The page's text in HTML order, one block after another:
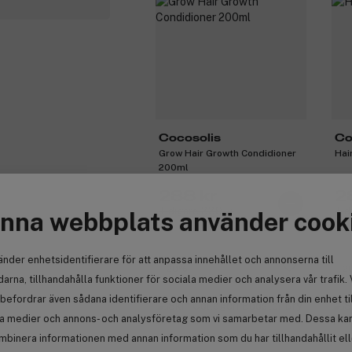
webbplats använder
enhetsidentifierare för att anpassa innehållet och annonserna till
tillhandahålla funktioner för sociala medier och analysera vår trafik.
även sådana identifierare och annan information från din enhet
medier och annons- och analysföretag som vi samarbetar med. Dessa
informationen med annan information som du har tillhandahållit
Cocosolis
Grow Hair Growth Condidioner
200ml
Tidigare 339 kr
-20%